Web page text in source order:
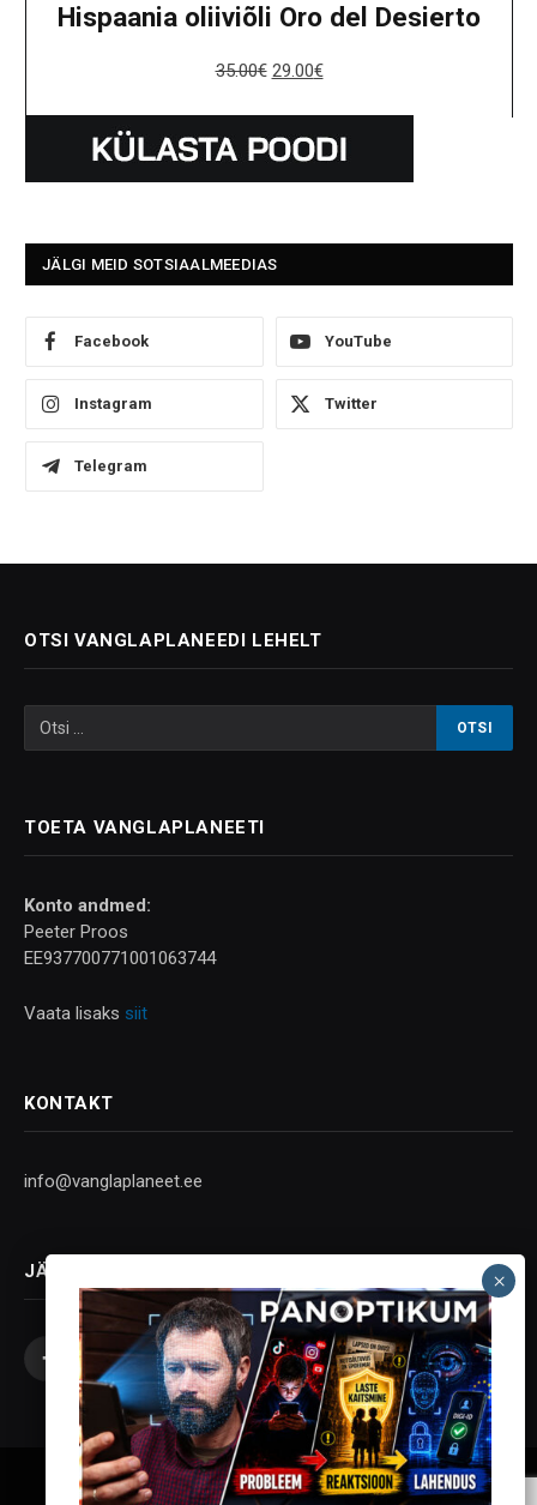
Hispaania oliiviõli Oro del Desierto
35.00€ 29.00€
JÄLGI MEID SOTSIAALMEEDIAS
Facebook YouTube
Instagram Twitter
Telegram
OTSI VANGLAPLANEEDI LEHELT
TOETA VANGLAPLANEETI
Konto andmed:
Peeter Proos
EE937700771001063744
Vaata lisaks siit
KONTAKT
info@vanglaplaneet.ee
JÄLGI SOTSIAALMEEDIAS
Facebook
X
(Twitter)
InstagramYouTubeTelegram